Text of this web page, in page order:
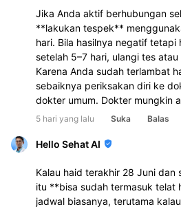
Jika Anda aktif berhubungan
**lakukan tespek**
hari. Bila hasilnya negatif
setelah 5–7 hari, ulangi tes
Karena Anda sudah terlambat
sebaiknya periksakan diri ke
dokter umum. Dokter mungkin
pemeriksaan seperti tes
mengetahui penyebabnya.
5 hari yang lalu Suka Balas
Hello Sehat AI
Kalau haid terakhir 28 Juni dan
itu **bisa sudah termasuk telat
jadwal biasanya, terutama